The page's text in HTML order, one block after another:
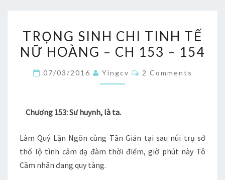
SINH
CHI
TẾ
CH
153
TRỌNG SINH CHI TINH TẾ
NỮ HOÀNG – CH 153 – 154
07/03/2016 Yingcv Comments
2 Comments
Chương 153: Sư huynh, là ta.
Làm Quý Lận Ngôn cùng Tần Giản tại sau núi trụ sở
thổ lộ tình cảm dạ đàm thời điểm, giờ phút này Tô
Cầm nhân đang quy tàng.